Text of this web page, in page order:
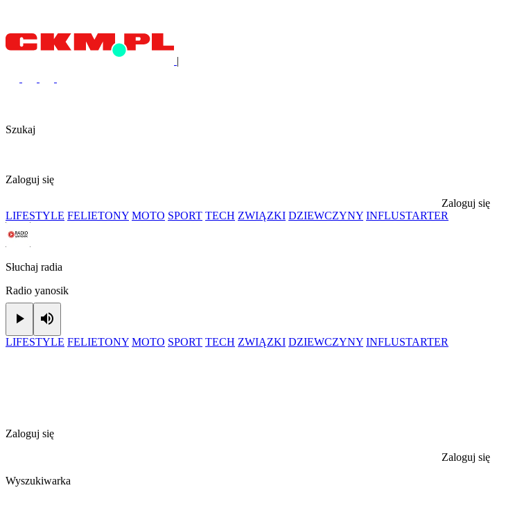
|
Szukaj
Zaloguj się
Zaloguj się
LIFESTYLE FELIETONY MOTO SPORT TECH ZWIĄZKI DZIEWCZYNY INFLUSTARTER
Słuchaj radia
Radio yanosik
Play
LIFESTYLE FELIETONY MOTO SPORT TECH ZWIĄZKI DZIEWCZYNY INFLUSTARTER
Zaloguj się
Zaloguj się
Wyszukiwarka